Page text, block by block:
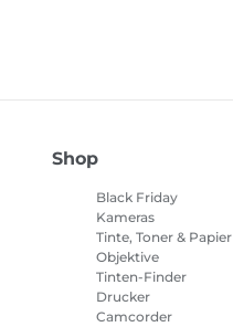
Shop
Black Friday
Kameras
Tinte, Toner & Papier
Objektive
Tinten-Finder
Drucker
Camcorder